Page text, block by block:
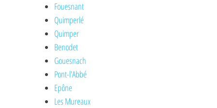
Fouesnant
Quimperlé
Quimper
Benodet
Gouesnach
Pont-l'Abbé
Epône
Les Mureaux